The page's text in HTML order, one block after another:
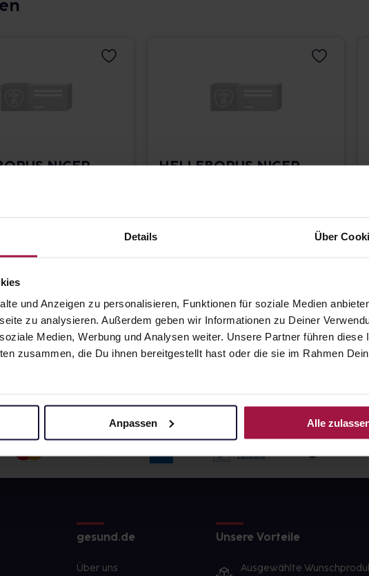
Details Über
und Anzeigen zu personalisieren, Funktionen für soziale Medien
zu analysieren. Außerdem geben wir Informationen zu Deiner
Medien, Werbung und Analysen weiter. Unsere Partner führen diese
zusammen, die Du ihnen bereitgestellt hast oder die sie im Rahmen
Anpassen Alle
NIGER
HELLEBORUS NIGER
gesund.de
Über uns
Unsere Vorteile
Ausgewählte